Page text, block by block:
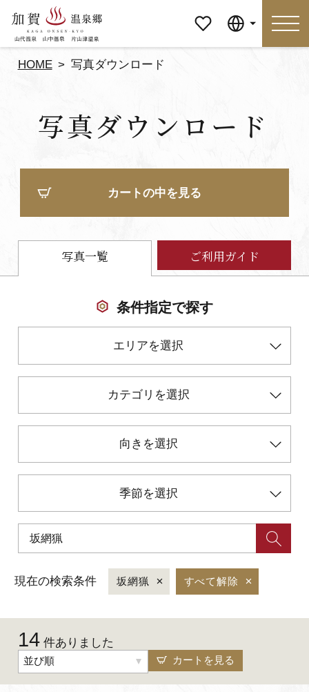
ージ
おみやげ イベント
アクセス
初めての加賀温泉郷
加賀に泊まって！北陸巡り♪
ご当地グルメ
加賀 旅先納税
FAQ
パンフレットダウンロード
よくあるご質問・お問い合わせ
プライバシーポリシー
HOME 写真ダウンロード
写真ダウンロード
写真一覧 ご利用ガイド
カートの中を見る
条件指定で探す
エリアを選択
カテゴリを選択
向きを選択
季節を選択
現在の検索条件 坂網猟 すべて解除
14 件ありました
並び順 カートを見る